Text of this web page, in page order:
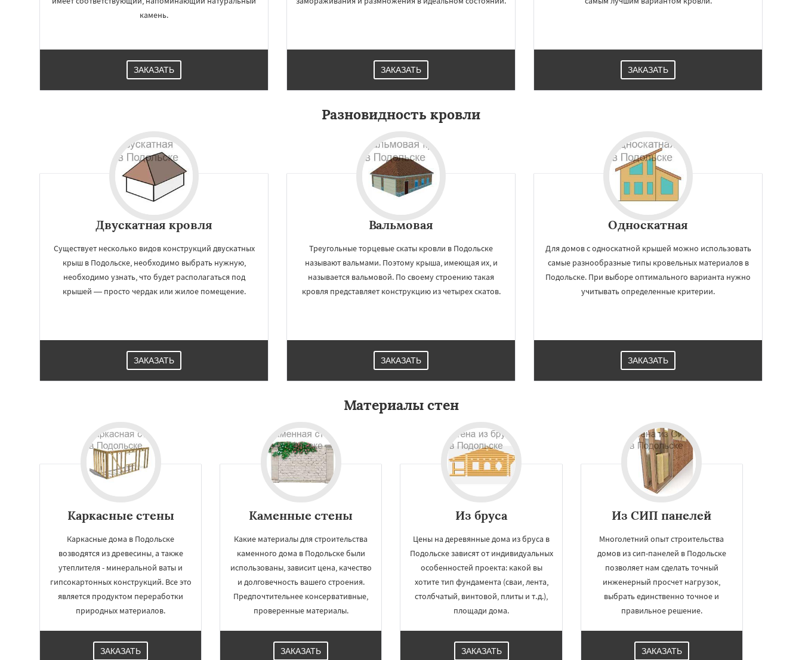
камень.
ЗАКАЗАТЬ ЗАКАЗАТЬ ЗАКАЗАТЬ
Разновидность кровли
Двускатная кровля
Существует несколько видов конструкций двускатных
крыш в Подольске, необходимо выбрать нужную,
необходимо узнать, что будет располагаться под
крышей — просто чердак или жилое помещение.
ЗАКАЗАТЬ
Вальмовая
Треугольные торцевые скаты кровли в Подольске
называют вальмами. Поэтому крыша, имеющая их, и
называется вальмовой. По своему строению такая
кровля представляет конструкцию из четырех скатов.
ЗАКАЗАТЬ
Односкатная
Для домов с односкатной крышей можно использовать
самые разнообразные типы кровельных материалов в
Подольске. При выборе оптимального варианта нужно
учитывать определенные критерии.
ЗАКАЗАТЬ
Материалы стен
Каркасные стены
Каркасные дома в Подольске
возводятся из древесины, а также
утеплителя - минеральной ваты и
гипсокартонных конструкций. Все это
является продуктом переработки
природных материалов.
ЗАКАЗАТЬ
Каменные стены
Какие материалы для строительства
каменного дома в Подольске были
использованы, зависит цена, качество
и долговечность вашего строения.
Предпочтительнее консервативные,
проверенные материалы.
ЗАКАЗАТЬ
Из бруса
Цены на деревянные дома из бруса в
Подольске зависят от индивидуальных
особенностей проекта: какой вы
хотите тип фундамента (сваи, лента,
столбчатый, винтовой, плиты и т.д.),
площади дома.
ЗАКАЗАТЬ
Из СИП панелей
Многолетний опыт строительства
домов из сип-панелей в Подольске
позволяет нам сделать точный
инженерный просчет нагрузок,
выбрать единственно точное и
правильное решение.
ЗАКАЗАТЬ